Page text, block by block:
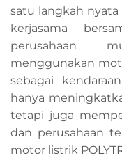
satu langkah
kerjasama
perusahaan
menggunakan
sebagai
hanya
tetapi juga
dan perusahaan
motor listrik